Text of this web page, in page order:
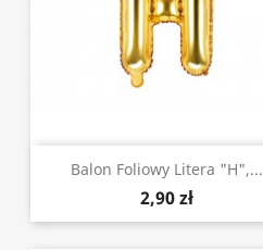
Balon Foliowy Litera "H",...
2,90 zł